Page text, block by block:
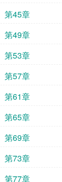
第45章
第49章
第53章
第57章
第61章
第65章
第69章
第73章
第77章